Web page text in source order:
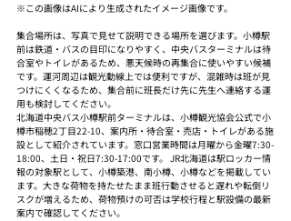
※この画像はAIにより生成されたイメージ画像です。
集合場所は、写真で見せて説明できる場所を選びます。小樽駅
前は鉄道・バスの目印になりやすく、中央バスターミナルは待
合室やトイレがあるため、悪天候時の再集合に使いやすい候補
です。運河周辺は観光動線上では便利ですが、混雑時は班が見
つけにくくなるため、集合前に班長だけ先に先生へ連絡する運
用も検討してください。
北海道中央バス小樽駅前ターミナルは、小樽観光協会公式で小
樽市稲穂2丁目22-10、案内所・待合室・売店・トイレがある施
設として紹介されています。窓口営業時間は月曜から金曜7:30-
18:00、土日・祝日7:30-17:00です。 JR北海道は駅ロッカー情
報の対象駅として、小樽築港、南小樽、小樽などを掲載してい
ます。大きな荷物を持たせたまま班行動させると遅れや転倒リ
スクが増えるため、荷物預けの可否は学校行程と駅設備の最新
案内で確認してください。